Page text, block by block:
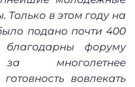
Только в этом году на
подано почти 400
форуму
многолетнее
вовлекать